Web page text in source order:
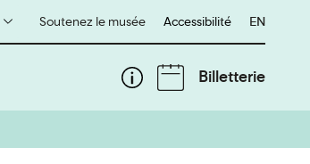
Soutenez le musée Accessibilité English
EN
Billetterie